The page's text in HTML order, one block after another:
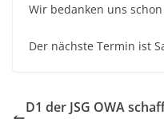
Wir bedanken uns
Der nächste Termin ist
D1 der JSG OWA